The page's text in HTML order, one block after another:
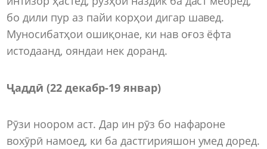
бо дили пур аз пайи корҳои дигар шавед.
Муносибатҳои ошиқонае, ки нав оғоз ёфта
истодаанд, ояндаи нек доранд.
Ҷаддӣ (22 декабр-19 январ)
Рӯзи ноором аст. Дар ин рӯз бо нафароне
вохӯрӣ намоед, ки ба дастгирияшон умед доред.